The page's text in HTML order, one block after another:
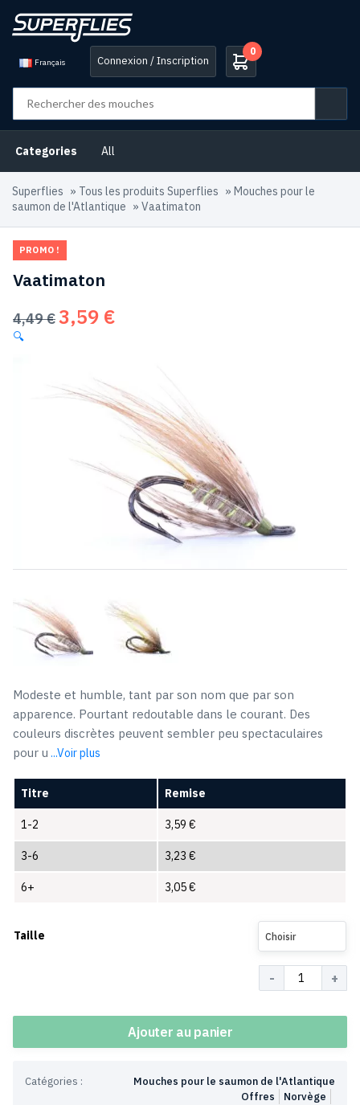
Français Connexion / Inscription
0
Categories All
Superflies » Tous les produits Superflies » Mouches pour le
saumon de l'Atlantique » Vaatimaton
PROMO !
Vaatimaton
4,49€Le
4,49 €.
3,59 €
3,59 €.
🔍
Modeste et humble, tant par son nom que par son
apparence. Pourtant redoutable dans le courant. Des
couleurs discrètes peuvent sembler peu spectaculaires
pour u ...Voir plus
Titre Remise
1-2 3,59 €
3-6 3,23 €
6+ 3,05€
Taille Choisir
Ajouter au panier
Catégories :
Mouches pour le saumon de l'Atlantique
Norvège
Offres